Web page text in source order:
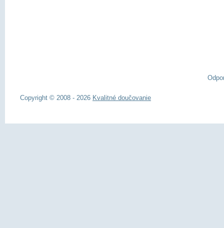
Copyright © 2008 - 2026 Kvalitné doučovanie